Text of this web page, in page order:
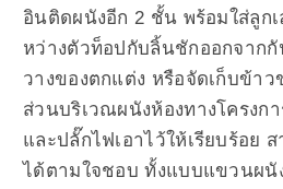
อินติดผนังอีก 2 ชั้น พร้อมใส่ลูกเ
หว่างตัวท็อปกับลิ้นชักออกจากกั
วางของตกแต่ง หรือจัดเก็บข้า
ส่วนบริเวณผนังห้องทางโครงก
และปลั๊กไฟเอาไว้ให้เรียบร้อย
ได้ตามใจชอบ ทั้งแบบแขวนผนั